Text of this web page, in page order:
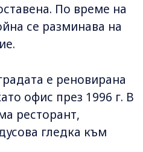
По време на
се разминава на
е реновирана
офис през 1996 г. В
ресторант,
гледка към